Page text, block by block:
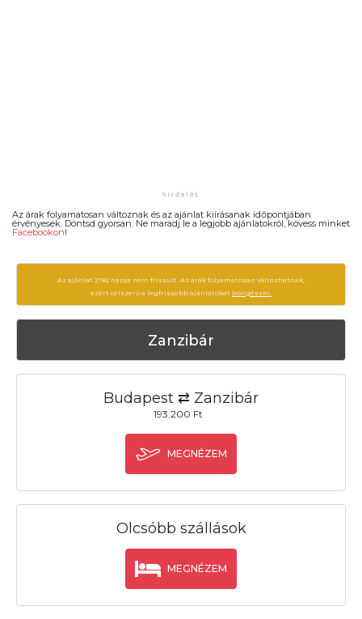
Az árak folyamatosan változnak és az ajánlat kiírásanak időpontjában
érvényesek. Döntsd gyorsan. Ne maradj le a legjobb ajánlatokról, kövess minket
Facebookon!
Az ajánlat 2782 napja nem frissült. Az árak folyamatosan változhatnak,
ezért célszerű a legfrissebb ajánlatokat böngészni.
Zanzibár
Budapest ⇄ Zanzibár
193.200 Ft
MEGNÉZEM
Olcsóbb szállások
MEGNÉZEM